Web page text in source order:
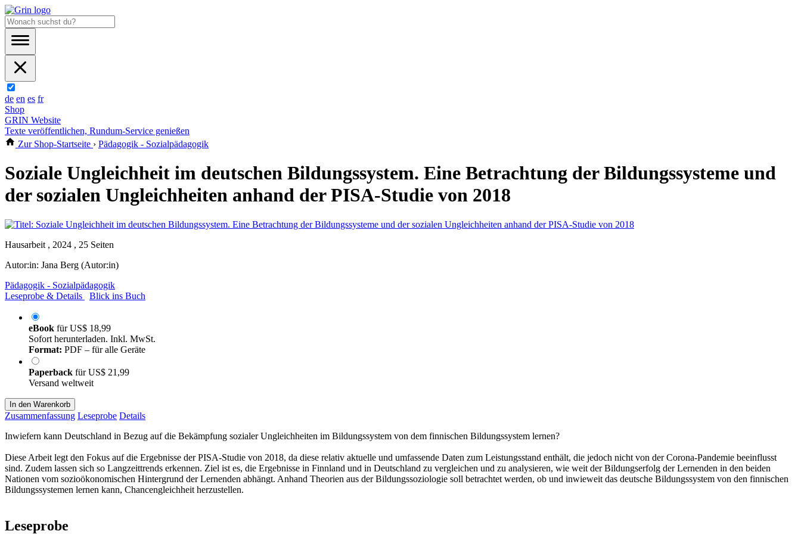
de en es fr
Shop
GRIN Website
Texte veröffentlichen, Rundum-Service genießen
Zur Shop-Startseite › Pädagogik - Sozialpädagogik
Soziale Ungleichheit im deutschen Bildungssystem. Eine Betrachtung der Bildungssysteme und
der sozialen Ungleichheiten anhand der PISA-Studie von 2018
Hausarbeit , 2024 , 25 Seiten
Autor:in: Jana Berg (Autor:in)
Pädagogik - Sozialpädagogik
Leseprobe & Details
Blick ins Buch
eBook fürUS$ 18,99
Sofort herunterladen. Inkl. MwSt.
Format: PDF – für alle Geräte
Paperback fürUS$ 21,99
Versand weltweit
In den Warenkorb
Zusammenfassung Leseprobe Details
Inwiefern kann Deutschland in Bezug auf die Bekämpfung sozialer Ungleichheiten im Bildungssystem von dem finnischen Bildungssystem lernen?
Diese Arbeit legt den Fokus auf die Ergebnisse der PISA-Studie von 2018, da diese relativ aktuelle und umfassende Daten zum Leistungsstand enthält, die jedoch nicht von der Corona-Pandemie beeinflusst
sind. Zudem lassen sich so Langzeittrends erkennen. Ziel ist es, die Ergebnisse in Finnland und in Deutschland zu vergleichen und zu analysieren, wie weit der Bildungserfolg der Lernenden in den beiden
Nationen vom sozioökonomischen Hintergrund der Lernenden abhängt. Anhand Theorien aus der Bildungssoziologie soll betrachtet werden, ob und inwieweit das deutsche Bildungssystem von den finnischen
Bildungssystemen lernen kann, Chancengleichheit herzustellen.
Leseprobe